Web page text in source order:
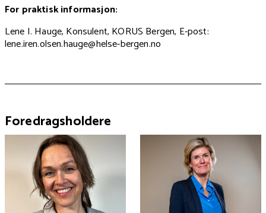
For praktisk informasjon:
Lene I. Hauge, Konsulent, KORUS Bergen, E-post:
lene.iren.olsen.hauge@helse-bergen.no
Foredragsholdere